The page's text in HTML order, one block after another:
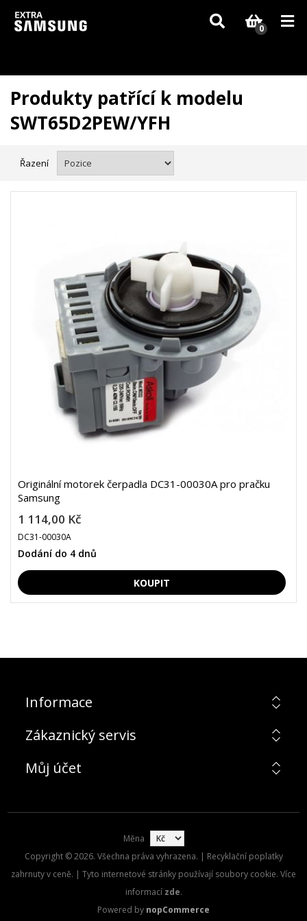
Vzhledem k aktuální situaci se může dodání dílů, které nejsou skladem,
zpozdit. Děkujeme za pochopení.
0
Produkty patřící k modelu
SWT65D2PEW/YFH
Řazení
Originální motorek čerpadla DC31-00030A pro pračku
Samsung
1 114,00 Kč
DC31-00030A
Dodání do 4 dnů
Informace
Zákaznický servis
Můj účet
Měna
Copyright © 2026. Všechna práva vyhrazena. | Recyklační poplatky
zahrnuty v ceně. | Tyto internetové stránky používají soubory cookie. Více
informací zde.
Powered by nopCommerce